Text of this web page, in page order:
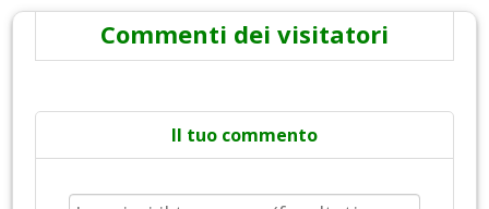
Commenti dei visitatori
Il tuo commento